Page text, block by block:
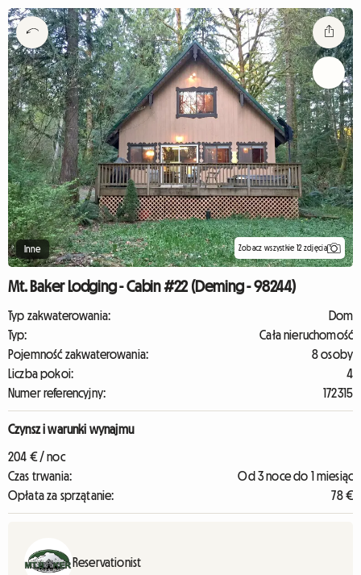
Inne Zobacz wszystkie 12 zdjęcia
Mt. Baker Lodging - Cabin #22 (Deming - 98244)
Typ zakwaterowania:
Dom
Typ:
Cała nieruchomość
Pojemność zakwaterowania:
8 osoby
Liczba pokoi:
4
Numer referencyjny:
172315
Czynsz i warunki wynajmu
204 € / noc
Czas trwania:
Od 3 noce do 1 miesiąc
Opłata za sprzątanie:
78 €
Reservationist